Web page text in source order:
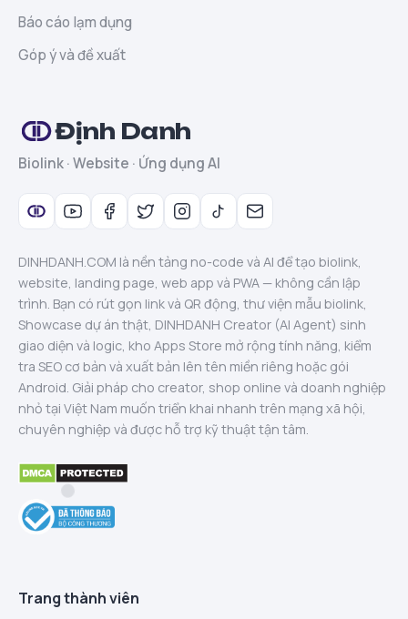
Báo cáo lạm dụng
Góp ý và đề xuất
Định Danh
Biolink · Website · Ứng dụng AI
DINHDANH.COM là nền tảng no-code và AI để tạo biolink,
website, landing page, web app và PWA — không cần lập
trình. Bạn có rút gọn link và QR động, thư viện mẫu biolink,
Showcase dự án thật, DINHDANH Creator (AI Agent) sinh
giao diện và logic, kho Apps Store mở rộng tính năng, kiểm
tra SEO cơ bản và xuất bản lên tên miền riêng hoặc gói
Android. Giải pháp cho creator, shop online và doanh nghiệp
nhỏ tại Việt Nam muốn triển khai nhanh trên mạng xã hội,
chuyên nghiệp và được hỗ trợ kỹ thuật tận tâm.
Trang thành viên